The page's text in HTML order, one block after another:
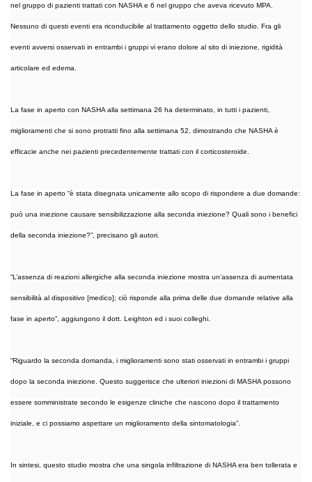
nel gruppo di pazienti trattati con NASHA e 6 nel gruppo che aveva ricevuto MPA.
Nessuno di questi eventi era riconducibile al trattamento oggetto dello studio. Fra gli
eventi avversi osservati in entrambi i gruppi vi erano dolore al sito di iniezione, rigidità
articolare ed edema.
La fase in aperto con NASHA alla settimana 26 ha determinato, in tutti i pazienti,
miglioramenti che si sono protratti fino alla settimana 52, dimostrando che NASHA è
efficacie anche nei pazienti precedentemente trattati con il corticosteroide.
La fase in aperto “è stata disegnata unicamente allo scopo di rispondere a due domande:
può una iniezione causare sensibilizzazione alla seconda iniezione? Quali sono i benefici
della seconda iniezione?”, precisano gli autori.
“L’assenza di reazioni allergiche alla seconda iniezione mostra un’assenza di aumentata
sensibilità al dispositivo [medico]; ciò risponde alla prima delle due domande relative alla
fase in aperto”, aggiungono il dott. Leighton ed i suoi colleghi.
“Riguardo la seconda domanda, i miglioramenti sono stati osservati in entrambi i gruppi
dopo la seconda iniezione. Questo suggerisce che ulteriori iniezioni di MASHA possono
essere somministrate secondo le esigenze cliniche che nascono dopo il trattamento
iniziale, e ci possiamo aspettare un miglioramento della sintomatologia”.
In sintesi, questo studio mostra che una singola infiltrazione di NASHA era ben tollerata e